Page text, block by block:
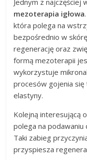
Jednym z
mezoterapia igłowa
która polega na
bezpośrednio w
regenerację oraz
formą mezoterapii
wykorzystuje
procesów gojenia się
elastyny.
Kolejną interesującą
polega na podawaniu
Taki zabieg
przyspiesza